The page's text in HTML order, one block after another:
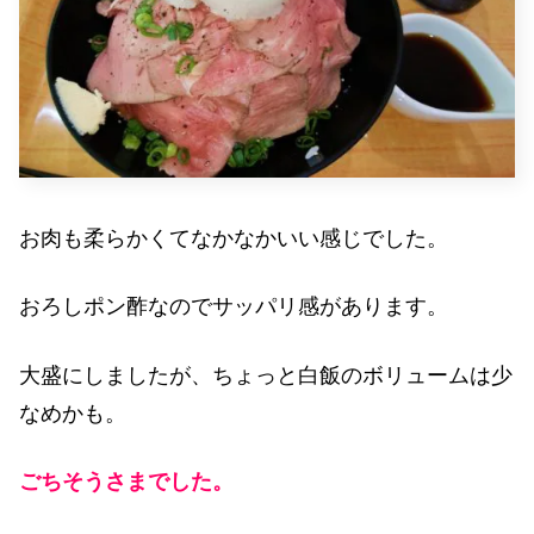
お肉も柔らかくてなかなかいい感じでした。
おろしポン酢なのでサッパリ感があります。
大盛にしましたが、ちょっと白飯のボリュームは少
なめかも。
ごちそうさまでした。